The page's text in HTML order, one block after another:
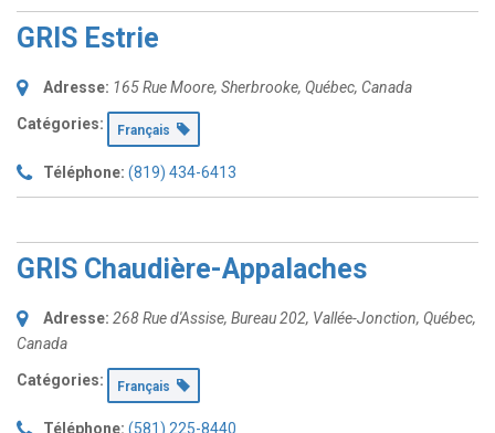
GRIS Estrie
Adresse: 165 Rue Moore, Sherbrooke, Québec, Canada
Catégories: Français
Téléphone: (819) 434-6413
GRIS Chaudière-Appalaches
Adresse: 268 Rue d'Assise, Bureau 202, Vallée-Jonction, Québec,
Canada
Catégories: Français
Téléphone: (581) 225-8440